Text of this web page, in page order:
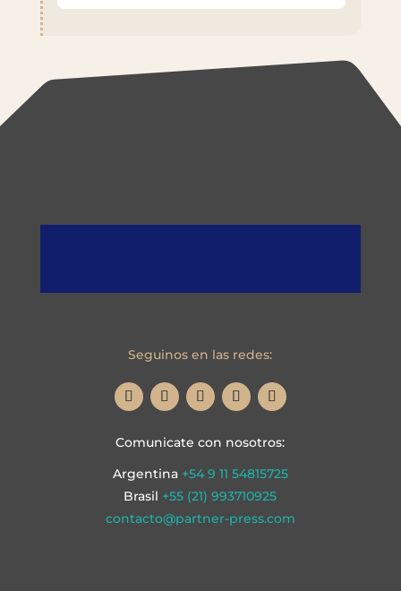
Seguinos en las redes:
Comunicate con nosotros:
Argentina +54 9 11 54815725
Brasil +55 (21) 993710925
contacto@partner-press.com